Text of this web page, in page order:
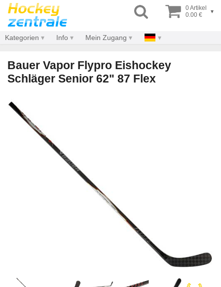
0 Artikel
0.00 €
▾
Kategorien Info Mein Zugang
Bauer Vapor Flypro Eishockey
Schläger Senior 62" 87 Flex